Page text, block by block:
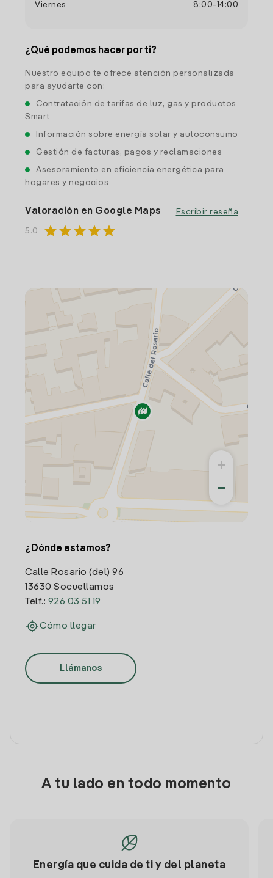
Viernes
8:00- 14:00
¿Qué podemos hacer por ti?
Nuestro equipo te ofrece atención personalizada
para ayudarte con:
Contratación de tarifas de luz, gas y productos
Smart
Información sobre energía solar y autoconsumo
Gestión de facturas, pagos y reclamaciones
Asesoramiento en eficiencia energética para
hogares y negocios
Valoración en Google Maps
5.0 starstarstarstarstar
Escribir reseña
+
−
¿Dónde estamos?
Calle Rosario (del) 96
13630 Socuellamos
Telf.: 926 03 51 19
Cómo llegar
Llámanos
A tu lado en todo momento
Energía que cuida de ti y del planeta